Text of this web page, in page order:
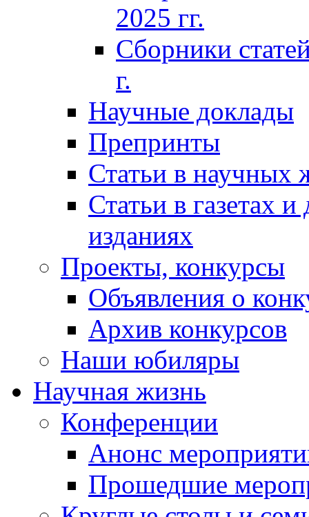
2025 гг.
Сборники
г.
Научные доклады
Препринты
Статьи в научных
Статьи в газетах
изданиях
Проекты, конкурсы
Объявления о
Архив конкурсов
Наши юбиляры
Научная жизнь
Конференции
Анонс
Прошедшие